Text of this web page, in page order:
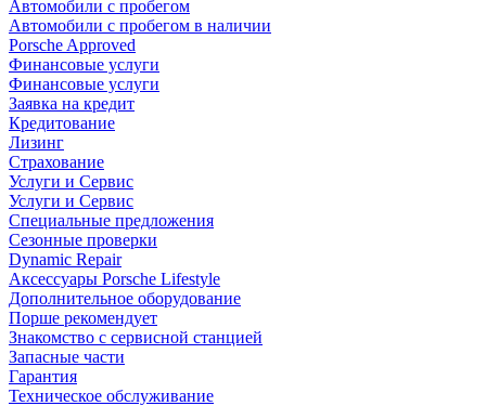
Автомобили с пробегом
Автомобили с пробегом в наличии
Porsche Approved
Финансовые услуги
Финансовые услуги
Заявка на кредит
Кредитование
Лизинг
Страхование
Услуги и Сервис
Услуги и Сервис
Специальные предложения
Сезонные проверки
Dynamic Repair
Аксессуары Porsche Lifestyle
Дополнительное оборудование
Порше рекомендует
Знакомство с сервисной станцией
Запасные части
Гарантия
Техническое обслуживание